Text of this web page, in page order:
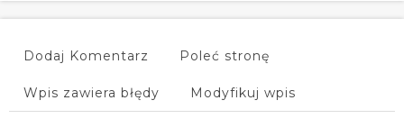
Dodaj Komentarz Poleć stronę
Wpis zawiera błędy Modyfikuj wpis